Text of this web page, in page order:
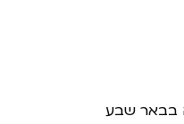
בבאר שבע